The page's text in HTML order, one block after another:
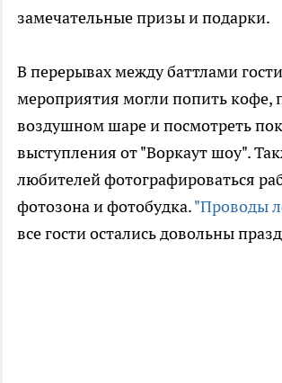
замечательные призы и подарки.
В перерывах между баттлами гости
мероприятия могли попить кофе,
воздушном шаре и посмотреть
выступления от "Воркаут шоу".
любителей фотографироваться
фотозона и фотобудка."Проводы
все гости остались довольны